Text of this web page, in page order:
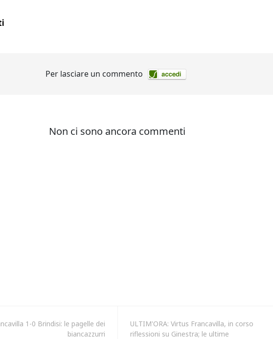
1-0 Brindisi: le pagelle dei
biancazzurri
ULTIM'ORA: Virtus Francavilla, in corso
riflessioni su Ginestra; le ultime